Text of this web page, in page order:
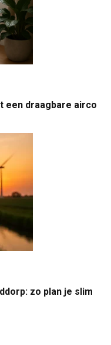
een draagbare airco
zo plan je slim